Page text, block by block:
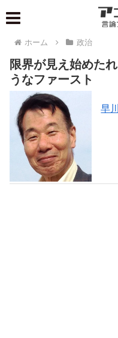
ホーム 政治
限界が見え始めた
うなファースト
早